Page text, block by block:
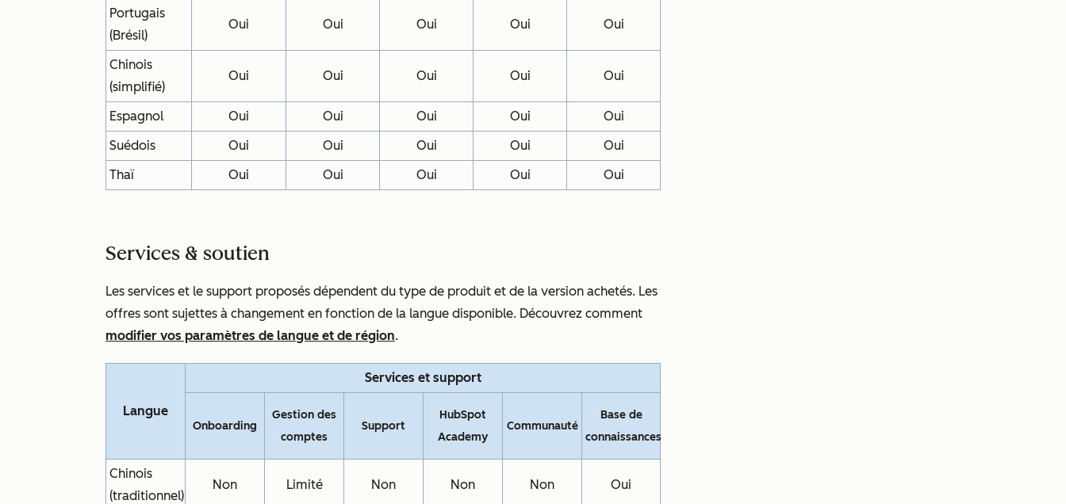
Portugais
(Brésil)
Oui Oui Oui Oui Oui
Chinois
(simplifié)
Oui Oui Oui Oui Oui
Espagnol Oui Oui Oui Oui
Oui
Suédois
Oui Oui Oui Oui
Oui
Thaï
Oui Oui Oui Oui Oui
Services & soutien
Les services et le support proposés dépendent du type de produit et de la version achetés. Les
offres sont sujettes à changement en fonction de la langue disponible. Découvrez comment
modifier vos paramètres de langue et de région.
Langue
Services et support
Onboarding
Gestion des
comptes
Support
HubSpot
Academy
Communauté
Base de
connaissances
Chinois
(traditionnel)
Non Limité Non Non Non Oui